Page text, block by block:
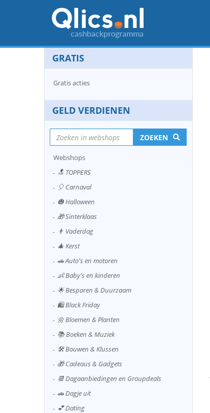
GRATIS
Gratis acties
GELD VERDIENEN
ZOEKEN
Webshops
🔝 TOPPERS
🎈 Carnaval
🎃 Halloween
🎁 Sinterklaas
👨 Vaderdag
🎄 Kerst
🚗 Auto's en motoren
👶 Baby's en kinderen
🌟 Besparen & Duurzaam
🛍️ Black Friday
🌼 Bloemen & Planten
📚 Boeken & Muziek
🛠️ Bouwen & Klussen
🎁 Cadeaus & Gadgets
📆 Dagaanbiedingen en Groupdeals
🚗 Dagje uit
💕 Dating